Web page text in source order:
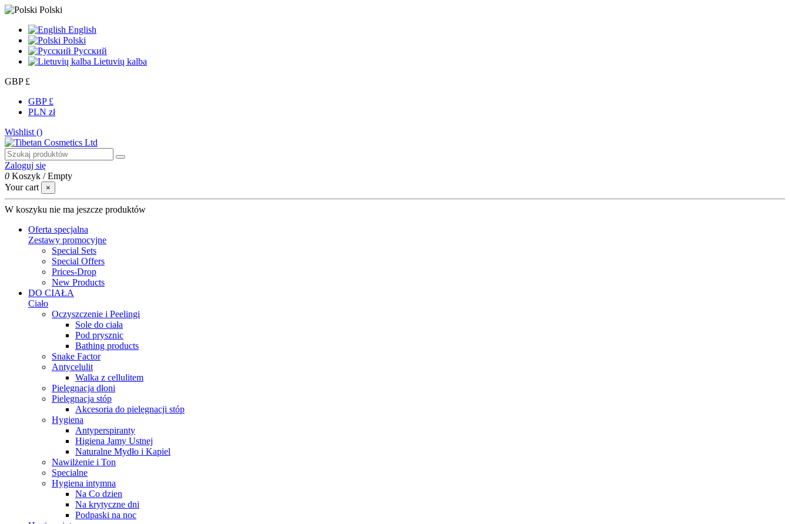
Polski
English
Polski
Русский
Lietuvių kalba
GBP £
GBP £
PLN zł
Wishlist ()
Zaloguj się
0 Koszyk /Empty
Your cart
×
W koszyku nie ma jeszcze produktów
Oferta specjalna
Zestawy promocyjne
Special Sets
Special Offers
Prices-Drop
New Products
DO CIAŁA
Ciało
Oczyszczenie i Peelingi
Sole do ciała
Pod prysznic
Bathing products
Snake Factor
Antycelulit
Walka z cellulitem
Pielęgnacja dłoni
Pielęgnacja stóp
Akcesoria do pielęgnacji stóp
Hygiena
Antyperspiranty
Higiena Jamy Ustnej
Naturalne Mydło i Kapiel
Nawilżenie i Ton
Specialne
Hygiena intymna
Na Co dzien
Na krytyczne dni
Podpaski na noc